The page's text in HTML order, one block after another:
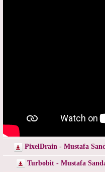
PixelDrain - Mustafa
Turbobit - Mustafa